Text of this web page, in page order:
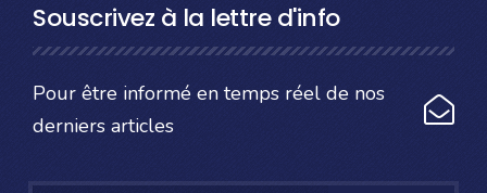
Souscrivez à la lettre d'info
Pour être informé en temps réel de nos
derniers articles